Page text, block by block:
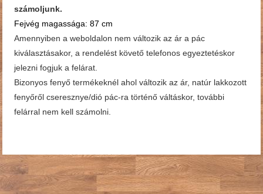
számoljunk.
Fejvég magassága: 87 cm
Amennyiben a weboldalon nem változik az ár a pác
kiválasztásakor, a rendelést követő telefonos egyeztetéskor
jelezni fogjuk a felárat.
Bizonyos fenyő termékeknél ahol változik az ár, natúr lakkozott
fenyőről cseresznye/dió pác-ra történő váltáskor, további
felárral nem kell számolni.